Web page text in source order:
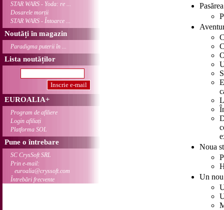
STAR WARS - Yoda: re ...
Dosarele morții
STAR WARS - Întoarce ...
Noutăți în magazin
Paradigma puterii în ...
Lista noutăților
EUROALIA+
Program de afiliere
Login afiliați
Platforma SOL
Pune o întrebare
SC CrysSoft SRL
Prin e-mail:
euroalia@cryssoft.com
Întrebări frecvente
Noua
Un